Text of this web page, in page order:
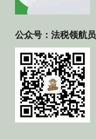
公众号：法税领航员